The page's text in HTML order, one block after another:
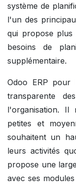
système de
l'un des
qui propose
besoins de
supplémentaire.
Odoo ERP pour
transparente
l'organisation. Il
petites et
souhaitent un
leurs activités
propose une
avec ses